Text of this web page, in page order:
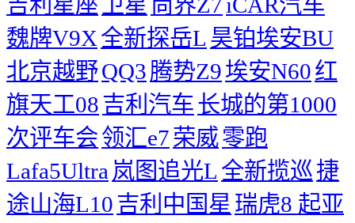
魏牌V9X全新探岳L 昊铂埃安BU
北京越野QQ3腾势Z9埃安N60红
旗天工08吉利汽车长城的第1000
次评车会领汇e7荣威零跑
Lafa5Ultra 岚图追光L 全新揽巡捷
途山海L10吉利中国星 瑞虎8 起亚